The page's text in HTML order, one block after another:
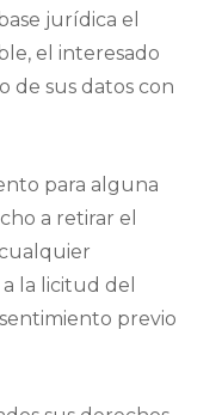
jurídica el
el interesado
de sus datos con
para alguna
a retirar el
la licitud del
previo